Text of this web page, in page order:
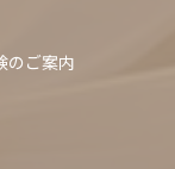
のご案内